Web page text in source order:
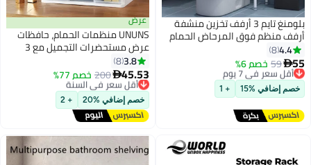
بلومنغ تايم 3 أرفف تخزين منشفة
أرفف منظم فوق المرحاض الحمام
موفر مساحة بيضاء
4.4
8
55
59 خصم 6%
أقل سعر في 7 يوم
توصيل مجاني
أقل سعر في 7 يوم
خصم إضافي %15 + 1
عرض
UNUNS منظمات الحمام، حافظات
عرض مستحضرات التجميل مع 3
أدراج، صندوق مستحضرات التجميل
لحامل الفرش، منظمات مستحضرات
التجميل للعناية بالبشرة/ظلال
العيون/فرش المكياج/أحمر الشفاه/
المساحيق/طلاء الأظافر - أبيض
3.8
8
45.53
200 خصم 77%
أقل سعر في السنة
توصيل مجاني
أقل سعر في السنة
خصم إضافي %20 + 2